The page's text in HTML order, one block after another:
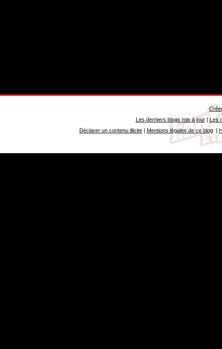
Les derniers blogs mis à jour| Les
Déclarer un contenu illicite| Mentions légales de ce blog|